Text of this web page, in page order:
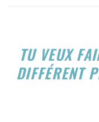
TU VEUX
DIFFÉRENT